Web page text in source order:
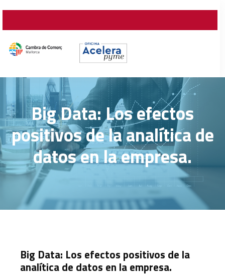
Big Data: Los efectos
positivos de la analítica de
datos en la empresa.
Big Data: Los efectos positivos de la
analítica de datos en la empresa.